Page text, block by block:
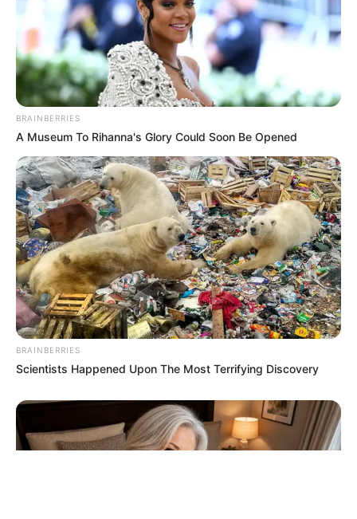
ΤΑΥΤΟΤΗΤΑ ΚΑΙ ΕΠΙΚΟΙΝΩΝΙΑ ΟΡΟΙ ΧΡΗΣΗΣ
© 2025 EVIANEWS του Γιώργου Κουτσελίνη
BRAINBERRIES
A Museum To Rihanna's Glory Could Soon Be Opened
BRAINBERRIES
Scientists Happened Upon The Most Terrifying Discovery